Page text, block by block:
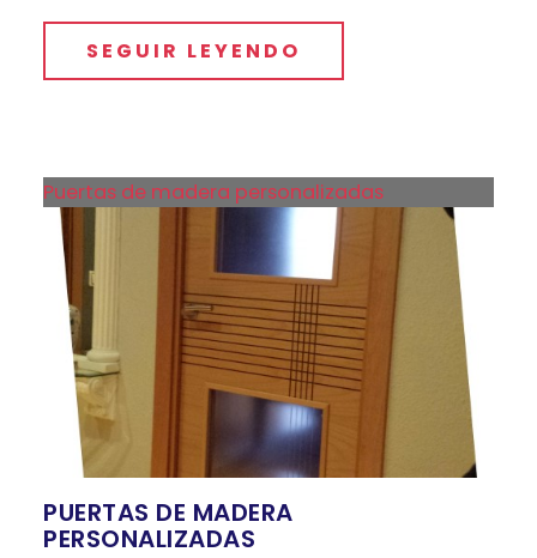
SEGUIR LEYENDO
Puertas de madera personalizadas
PUERTAS DE MADERA
PERSONALIZADAS